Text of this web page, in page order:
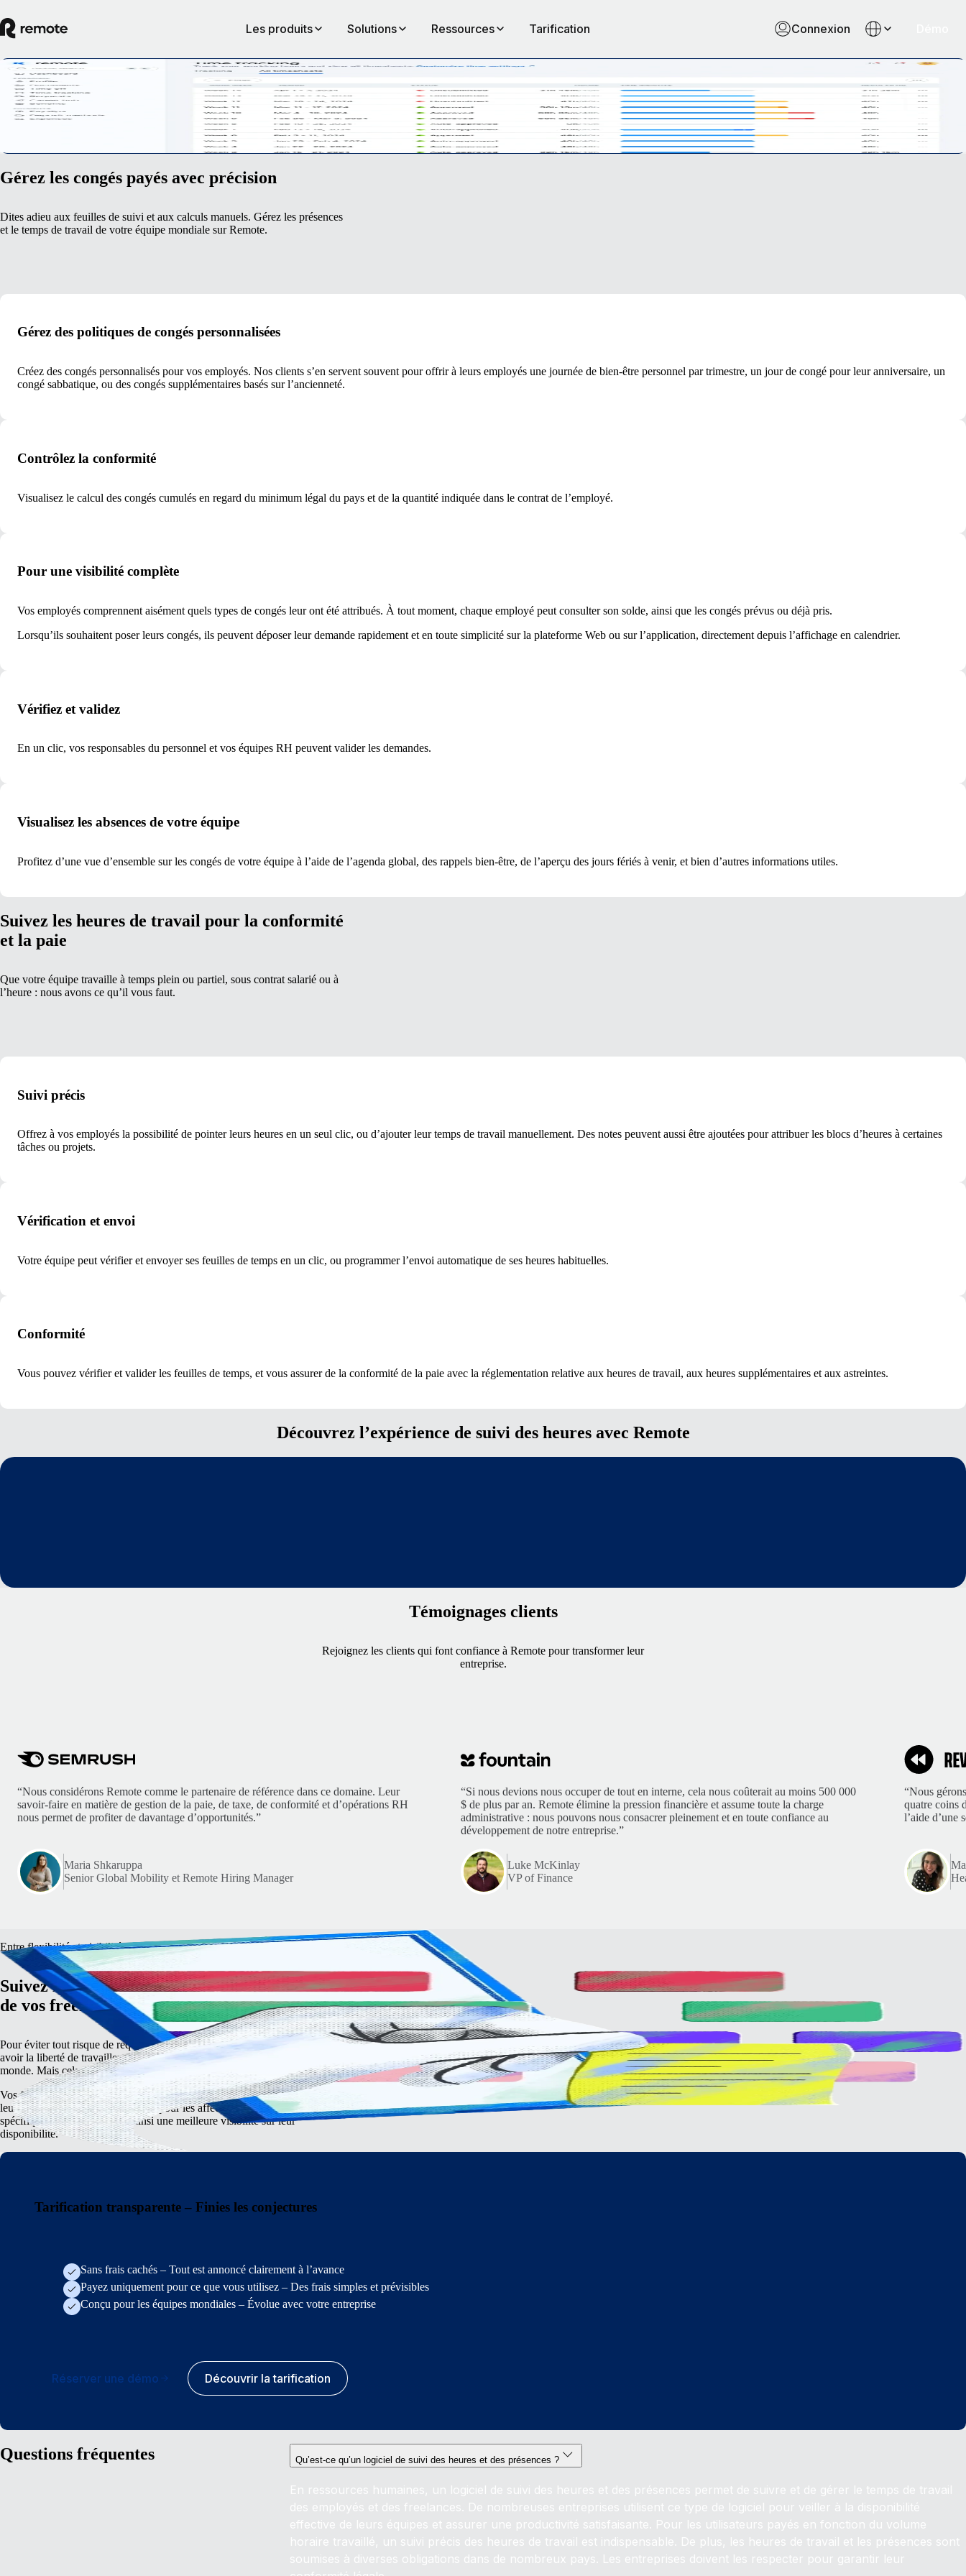
Les produits Solutions Ressources Tarification Connexion
Suivi des heures et des présences
Enregistrez les heures et les présences pour toutes vos équipes, quel que soit leur fuseau horaire.
Gérez les congés payés avec précision
Dites adieu aux feuilles de suivi et aux calculs manuels. Gérez les présences
et le temps de travail de votre équipe mondiale sur Remote.
Gérez des politiques de congés personnalisées
Créez des congés personnalisés pour vos employés. Nos clients s’en servent souvent pour offrir à leurs employés une journée de bien-être personnel par trimestre, un jour de congé pour leur anniversaire, un
congé sabbatique, ou des congés supplémentaires basés sur l’ancienneté.
Contrôlez la conformité
Visualisez le calcul des congés cumulés en regard du minimum légal du pays et de la quantité indiquée dans le contrat de l’employé.
Pour une visibilité complète
Vos employés comprennent aisément quels types de congés leur ont été attribués. À tout moment, chaque employé peut consulter son solde, ainsi que les congés prévus ou déjà pris.
Lorsqu’ils souhaitent poser leurs congés, ils peuvent déposer leur demande rapidement et en toute simplicité sur la plateforme Web ou sur l’application, directement depuis l’affichage en calendrier.
Vérifiez et validez
En un clic, vos responsables du personnel et vos équipes RH peuvent valider les demandes.
Visualisez les absences de votre équipe
Profitez d’une vue d’ensemble sur les congés de votre équipe à l’aide de l’agenda global, des rappels bien-être, de l’aperçu des jours fériés à venir, et bien d’autres informations utiles.
Suivez les heures de travail pour la conformité
et la paie
Que votre équipe travaille à temps plein ou partiel, sous contrat salarié ou à
l’heure : nous avons ce qu’il vous faut.
Suivi précis
Offrez à vos employés la possibilité de pointer leurs heures en un seul clic, ou d’ajouter leur temps de travail manuellement. Des notes peuvent aussi être ajoutées pour attribuer les blocs d’heures à certaines
tâches ou projets.
Vérification et envoi
Votre équipe peut vérifier et envoyer ses feuilles de temps en un clic, ou programmer l’envoi automatique de ses heures habituelles.
Conformité
Vous pouvez vérifier et valider les feuilles de temps, et vous assurer de la conformité de la paie avec la réglementation relative aux heures de travail, aux heures supplémentaires et aux astreintes.
Découvrez l’expérience de suivi des heures avec Remote
Témoignages clients
Rejoignez les clients qui font confiance à Remote pour transformer leur
entreprise.
“Nous considérons Remote comme le partenaire de référence dans ce domaine. Leur
savoir-faire en matière de gestion de la paie, de taxe, de conformité et d’opérations RH
nous permet de profiter de davantage d’opportunités.”
Maria Shkaruppa
Senior Global Mobility et Remote Hiring Manager
“Si nous devions nous occuper de tout en interne, cela nous coûterait au moins 500 000
$ de plus par an. Remote élimine la pression financière et assume toute la charge
administrative : nous pouvons nous consacrer pleinement et en toute confiance au
développement de notre entreprise.”
Luke McKinlay
VP of Finance
“Nous
quatre coins
l’aide d’une
Entre flexibilité et visibilité, trouvez le juste milieu pour vos freelances
Suivez les heures de travail et la disponibilité
de vos freelances
Pour éviter tout risque de requalification de contrat, les freelances doivent
avoir la liberté de travailler quand ils le souhaitent, n’importe où dans le
monde. Mais cela ne vous empêche pas d’avoir une certaine visibilité.
Vos freelances peuvent enregistrer leurs heures depuis leur ordinateur ou
leur téléphone, et ajouter des notes pour les affecter à des tâches ou projets
spécifiques, vous fournissant ainsi une meilleure visibilité sur leur
disponibilité.
Tarification transparente – Finies les conjectures
Sans frais cachés – Tout est annoncé clairement à l’avance
Payez uniquement pour ce que vous utilisez – Des frais simples et prévisibles
Conçu pour les équipes mondiales – Évolue avec votre entreprise
Réserver une démo Découvrir la tarification
Questions fréquentes Qu’est-ce qu’un logiciel de suivi des heures et des présences ?
En ressources humaines, un logiciel de suivi des heures et des présences permet de suivre et de gérer le temps de travail
des employés et des freelances. De nombreuses entreprises utilisent ce type de logiciel pour veiller à la disponibilité
effective de leurs équipes et assurer une productivité satisfaisante. Pour les utilisateurs payés en fonction du volume
horaire travaillé, un suivi précis des heures de travail est indispensable. De plus, les heures de travail et les présences sont
soumises à diverses obligations dans de nombreux pays. Les entreprises doivent les respecter pour garantir leur